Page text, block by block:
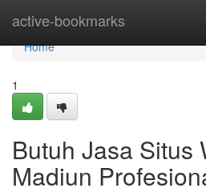
active-bookmarks
Home
Home
1
Butuh Jasa Situs
Madiun